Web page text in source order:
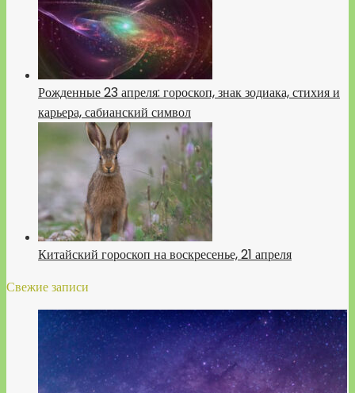
Рожденные 23 апреля: гороскоп, знак зодиака, стихия и
карьера, сабианский символ
Китайский гороскоп на воскресенье, 21 апреля
Свежие записи